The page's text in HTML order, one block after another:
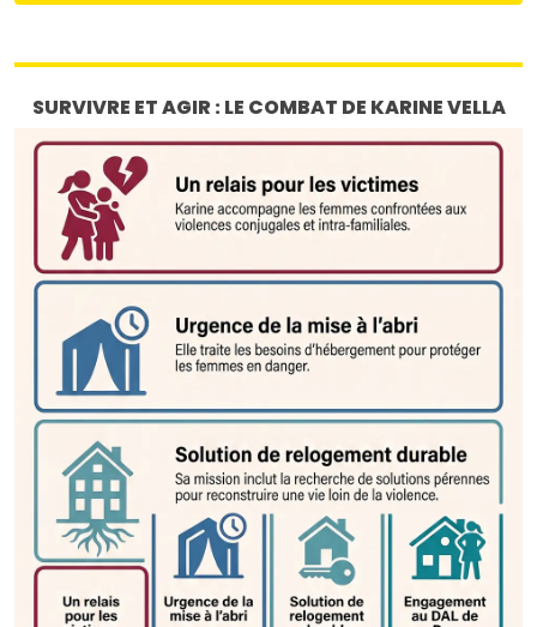
SURVIVRE ET AGIR : LE COMBAT DE KARINE VELLA